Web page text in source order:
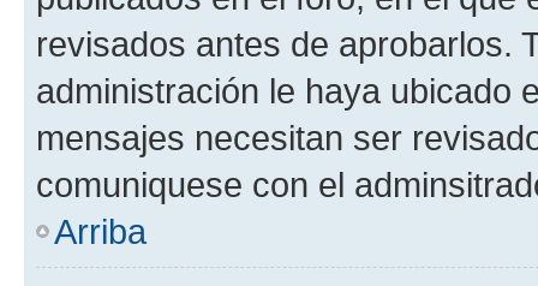
revisados antes de aprobarlos.
administración le haya ubicado
mensajes necesitan ser
comuniquese con el
Arriba